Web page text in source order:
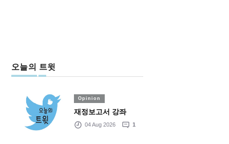
오늘의 트윗
Opinion
재정보고서 강좌
04 Aug 2026 1